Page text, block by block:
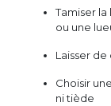
Tamiser la
ou une
Laisser
Choisir
ni tiède